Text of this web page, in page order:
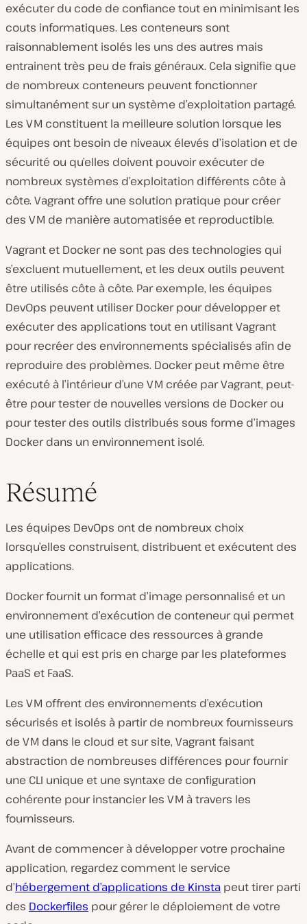
exécuter du code de confiance tout en minimisant les
couts informatiques. Les conteneurs sont
raisonnablement isolés les uns des autres mais
entrainent très peu de frais généraux. Cela signifie que
de nombreux conteneurs peuvent fonctionner
simultanément sur un système d’exploitation partagé.
Les VM constituent la meilleure solution lorsque les
équipes ont besoin de niveaux élevés d’isolation et de
sécurité ou qu’elles doivent pouvoir exécuter de
nombreux systèmes d’exploitation différents côte à
côte. Vagrant offre une solution pratique pour créer
des VM de manière automatisée et reproductible.
Vagrant et Docker ne sont pas des technologies qui
s’excluent mutuellement, et les deux outils peuvent
être utilisés côte à côte. Par exemple, les équipes
DevOps peuvent utiliser Docker pour développer et
exécuter des applications tout en utilisant Vagrant
pour recréer des environnements spécialisés afin de
reproduire des problèmes. Docker peut même être
exécuté à l’intérieur d’une VM créée par Vagrant, peut-
être pour tester de nouvelles versions de Docker ou
pour tester des outils distribués sous forme d’images
Docker dans un environnement isolé.
Résumé
Les équipes DevOps ont de nombreux choix
lorsqu’elles construisent, distribuent et exécutent des
applications.
Docker fournit un format d’image personnalisé et un
environnement d’exécution de conteneur qui permet
une utilisation efficace des ressources à grande
échelle et qui est pris en charge par les plateformes
PaaS et FaaS.
Les VM offrent des environnements d’exécution
sécurisés et isolés à partir de nombreux fournisseurs
de VM dans le cloud et sur site, Vagrant faisant
abstraction de nombreuses différences pour fournir
une CLI unique et une syntaxe de configuration
cohérente pour instancier les VM à travers les
fournisseurs.
Avant de commencer à développer votre prochaine
application, regardez comment le service
d’hébergement d’applications de Kinsta peut tirer parti
des Dockerfiles pour gérer le déploiement de votre